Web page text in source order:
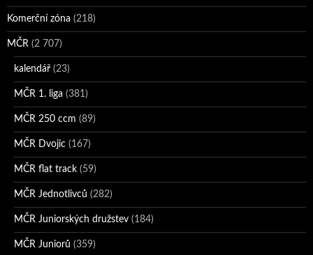
Komerční zóna (218)
MČR (2 707)
kalendář (23)
MČR 1. liga (381)
MČR 250 ccm (89)
MČR Dvojic (167)
MČR flat track (59)
MČR Jednotlivců (282)
MČR Juniorských družstev (184)
MČR Juniorů (359)